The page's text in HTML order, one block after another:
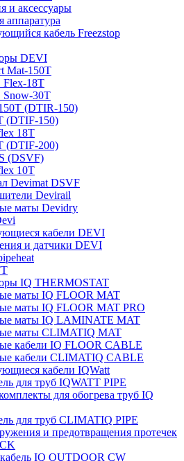
и аксессуары
аппаратура
кабель Freezstop
DEVI
Mat-150T
18T
30T
(DTIR-150)
(DTIF-150)
18T
(DTIF-200)
(DSVF)
10T
Devimat DSVF
Devirail
маты Devidry
кабели DEVI
и датчики DEVI
IQ THERMOSTAT
маты IQ FLOOR MAT
маты IQ FLOOR MAT PRO
маты IQ LAMINATE MAT
маты CLIMATIQ MAT
кабели IQ FLOOR CABLE
кабели CLIMATIQ CABLE
кабели IQWatt
для труб IQWATT PIPE
для обогрева труб IQ
для труб CLIMATIQ PIPE
и предотвращения протечек
IQ OUTDOOR CW